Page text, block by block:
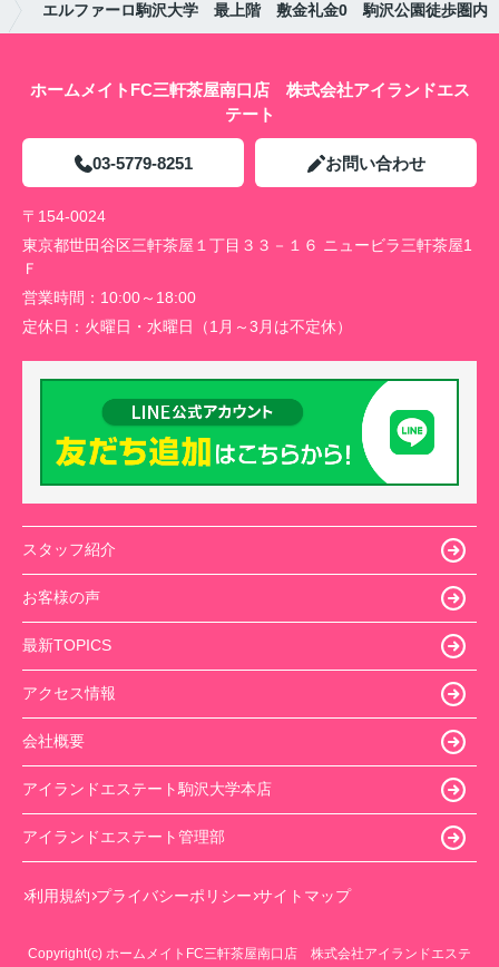
エルファーロ駒沢大学 最上階 敷金礼金0 駒沢公園徒歩圏内
ホームメイトFC三軒茶屋南口店 株式会社アイランドエス
テート
03-5779-8251 お問い合わせ
〒154-0024
東京都世田谷区三軒茶屋１丁目３３－１６ ニュービラ三軒茶屋1
Ｆ
営業時間： 10:00～18:00
定休日： 火曜日・水曜日（1月～3月は不定休）
スタッフ紹介
お客様の声
最新TOPICS
アクセス情報
会社概要
アイランドエステート駒沢大学本店
アイランドエステート管理部
利用規約 プライバシーポリシー サイトマップ
Copyright(c) ホームメイトFC三軒茶屋南口店 株式会社アイランドエステ